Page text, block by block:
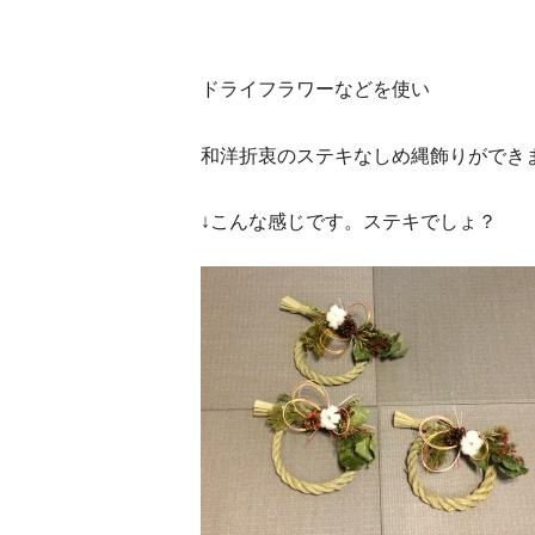
ドライフラワーなどを使い
和洋折衷のステキなしめ縄飾りができ
↓こんな感じです。ステキでしょ？